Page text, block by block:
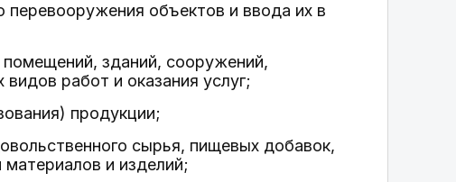
перевооружения объектов и ввода их в
помещений, зданий, сооружений,
работ и оказания услуг;
продукции;
сырья, пищевых добавок,
и изделий;